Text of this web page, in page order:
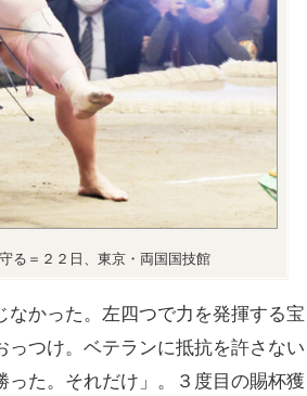
る＝２２日、東京・両国国技館
かった。左四つで力を発揮する宝
つけ。ベテランに抵抗を許さない
た。それだけ」。３度目の賜杯獲